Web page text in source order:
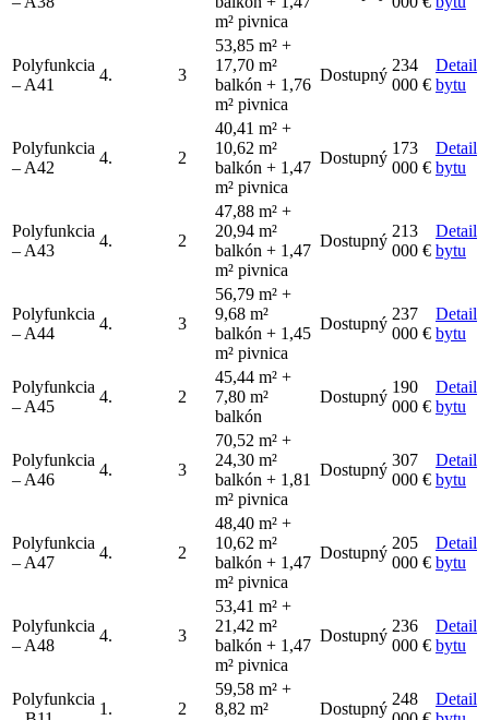
m² pivnica
Polyfunkcia
– A41
4. 3
53,85 m² +
17,70 m²
balkón + 1,76
m² pivnica
Dostupný
234
000 €
Detail
bytu
Polyfunkcia
– A42
4. 2
40,41 m² +
10,62 m²
balkón + 1,47
m² pivnica
Dostupný
173
000 €
Detail
bytu
Polyfunkcia
– A43
4. 2
47,88 m² +
20,94 m²
balkón + 1,47
m² pivnica
Dostupný
213
000 €
Detail
bytu
Polyfunkcia
– A44
4. 3
56,79 m² +
9,68 m²
balkón + 1,45
m² pivnica
Dostupný
237
000 €
Detail
bytu
Polyfunkcia
– A45
4. 2
45,44 m² +
7,80 m²
balkón
Dostupný
190
000 €
Detail
bytu
Polyfunkcia
– A46
4. 3
70,52 m² +
24,30 m²
balkón + 1,81
m² pivnica
Dostupný
307
000 €
Detail
bytu
Polyfunkcia
– A47
4. 2
48,40 m² +
10,62 m²
balkón + 1,47
m² pivnica
Dostupný
205
000 €
Detail
bytu
Polyfunkcia
– A48
4. 3
53,41 m² +
21,42 m²
balkón + 1,47
m² pivnica
Dostupný
236
000 €
Detail
bytu
Polyfunkcia
1. 2
59,58 m² +
8,82 m²
Dostupný
248
Detail